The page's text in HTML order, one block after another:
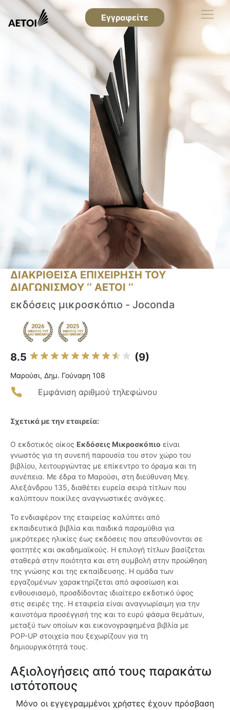
Εγγραφείτε
ΔΙΑΚΡΙΘΕΙΣΑ ΕΠΙΧΕΙΡΗΣΗ ΤΟΥ
ΔΙΑΓΩΝΙΣΜΟΥ ‘’ ΑΕΤΟΙ ‘’
εκδόσεις μικροσκόπιο - Joconda
8.5 (9)
Μαρούσι, Δημ. Γούναρη 108
Εμφάνιση αριθμού τηλεφώνου
Σχετικά με την εταιρεία:
Ο εκδοτικός οίκος Εκδόσεις Μικροσκόπιο είναι
γνωστός για τη συνεπή παρουσία του στον χώρο του
βιβλίου, λειτουργώντας με επίκεντρο το όραμα και τη
συνέπεια. Με έδρα το Μαρούσι, στη διεύθυνση Μεγ.
Αλεξάνδρου 135, διαθέτει ευρεία σειρά τίτλων που
καλύπτουν ποικίλες αναγνωστικές ανάγκες.
Το ενδιαφέρον της εταιρείας καλύπτει από
εκπαιδευτικά βιβλία και παιδικά παραμύθια για
μικρότερες ηλικίες έως εκδόσεις που απευθύνονται σε
φοιτητές και ακαδημαϊκούς. Η επιλογή τίτλων βασίζεται
σταθερά στην ποιότητα και στη συμβολή στην προώθηση
της γνώσης και της εκπαίδευσης. Η ομάδα των
εργαζομένων χαρακτηρίζεται από αφοσίωση και
ενθουσιασμό, προσδίδοντας ιδιαίτερο εκδοτικό ύφος
στις σειρές της. Η εταιρεία είναι αναγνωρίσιμη για την
καινοτόμα προσέγγισή της και το ευρύ φάσμα θεμάτων,
μεταξύ των οποίων και εικονογραφημένα βιβλία με
POP-UP στοιχεία που ξεχωρίζουν για τη
δημιουργικότητά τους.
Αξιολογήσεις από τους παρακάτω
ιστότοπους
Μόνο οι εγγεγραμμένοι χρήστες έχουν πρόσβαση